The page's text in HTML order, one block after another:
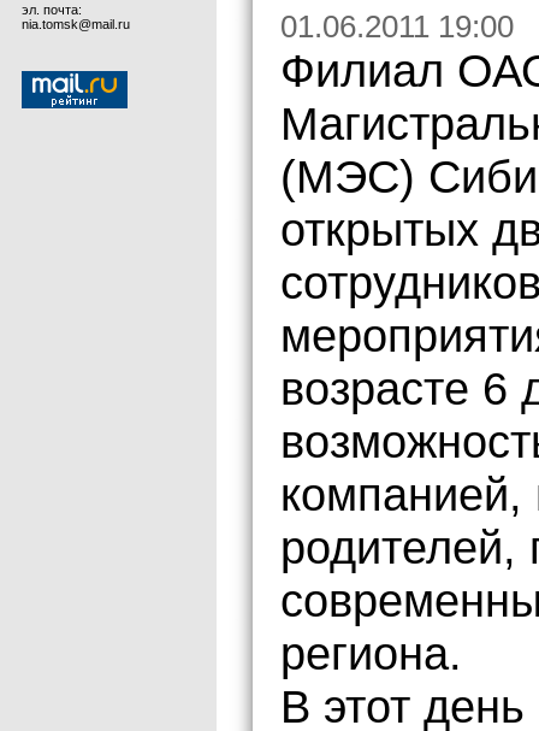
эл. почта:
nia.tomsk@mail.ru
01.06.2011 19:00
Филиал
(МЭС)
открытых
возрасте 6
компанией,
региона.
В этот